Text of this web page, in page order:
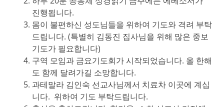
진행됩니다.
몸이 불편하신 성도님들을 위하여 기도와 격려 부탁
드립니다. (특별히 김동진 집사님을 위해 많은 중보
기도가 필요합니다)
구역 모임과 금요기도회가 시작되었습니다. 올 한해
도 함께 달려가길 소망합니다.
과테말라 김인숙 선교사님께서 치료차 이곳에 계십
니다. 위하여 기도 부탁드립니다.